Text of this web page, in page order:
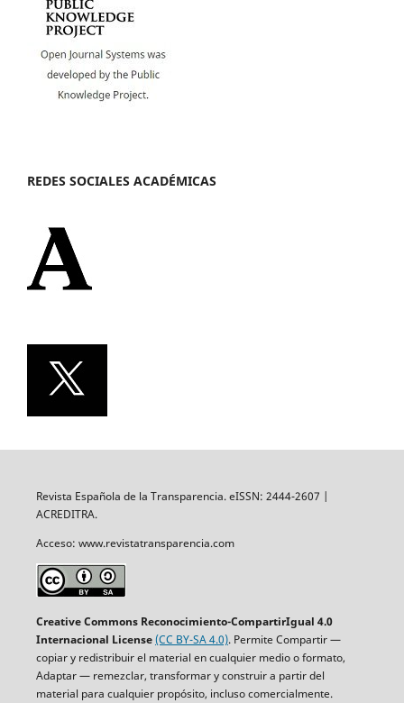
REDES SOCIALES ACADÉMICAS
Revista Española de la Transparencia. eISSN: 2444-2607 |
ACREDITRA.
Acceso: www.revistatransparencia.com
Creative Commons Reconocimiento-CompartirIgual 4.0
Internacional License(CC BY-SA 4.0). Permite Compartir —
copiar y redistribuir el material en cualquier medio o formato,
Adaptar — remezclar, transformar y construir a partir del
material para cualquier propósito, incluso comercialmente.